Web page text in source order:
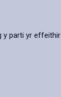
parti yr